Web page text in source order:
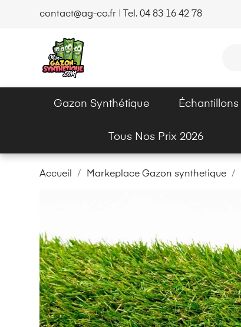
contact@ag-co.fr Tel. 04 83 16 42 78
Gazon Synthétique Échantillons
Tous Nos Prix 2026
Accueil Markeplace Gazon synthetique